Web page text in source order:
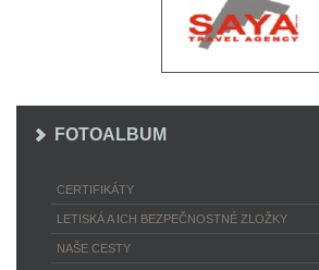
FOTOALBUM
CERTIFIKÁTY
LETISKÁ A ICH BEZPEČNOSTNÉ ZLOŽKY
NAŠE CESTY